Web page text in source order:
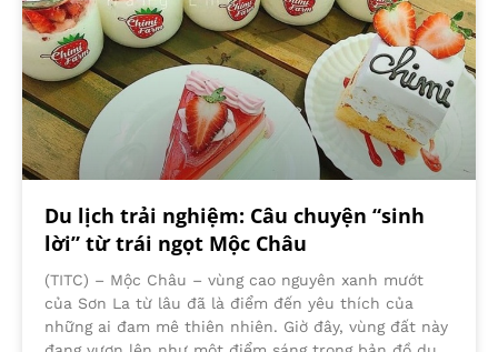
Du lịch trải nghiệm: Câu chuyện “sinh
lời” từ trái ngọt Mộc Châu
(TITC) – Mộc Châu – vùng cao nguyên xanh mướt
của Sơn La từ lâu đã là điểm đến yêu thích của
những ai đam mê thiên nhiên. Giờ đây, vùng đất này